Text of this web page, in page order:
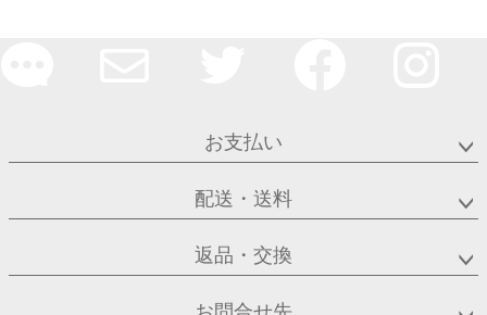
お支払い
配送・送料
返品・交換